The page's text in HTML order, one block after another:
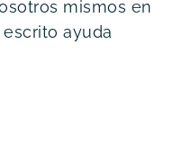
mismos en
ayuda